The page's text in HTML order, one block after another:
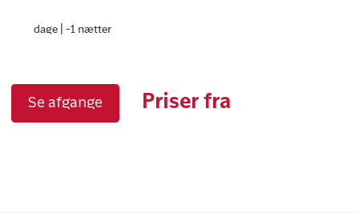
dage | -1 nætter
Se afgange Priser fra